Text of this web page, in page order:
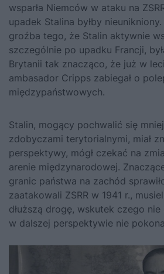
wsparła Niemców w ataku na
upadek Stalina byłby
groźba tego, że Stalin aktywnie
szczególnie po upadku Francji,
Brytanii tak znacząco, że już w
ambasador Cripps zabiegał o
międzypaństwowych.
Stalin, mogący pochwalić się
zdobyczami terytorialnymi, miał
perspektywy, mógł czekać na
arenie międzynarodowej.
granic państwa na zachód
zaatakowali ZSRR w 1941 r.,
dłuższą drogę, wskutek czego
w dalszej perspektywie nie